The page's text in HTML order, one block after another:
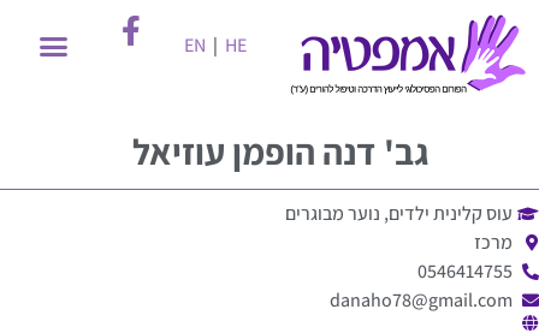
EN | HE
גב' דנה הופמן עוזיאל
עוס קלינית ילדים, נוער מבוגרים
מרכז
0546414755
danaho78@gmail.com